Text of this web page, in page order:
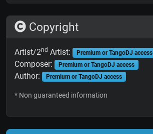
Copyright
Artist/2nd Artist: Premium or TangoDJ access
Composer: Premium or TangoDJ access
Author: Premium or TangoDJ access
* Non guaranteed information